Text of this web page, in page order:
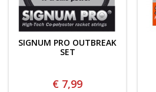
SIGNUM PRO OUTBREAK
SET
€ 7,99